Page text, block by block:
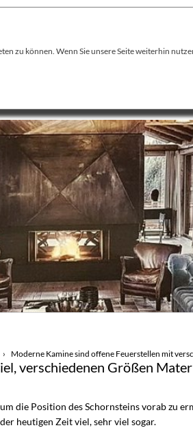
zu können. Wenn Sie unsere Seite weiterhin
Stamminger
Moderne Kamine sind offene Feuerstellen mit
verschiedenen Größen
die Position des Schornsteins vorab zu
heutigen Zeit viel, sehr viel sogar.